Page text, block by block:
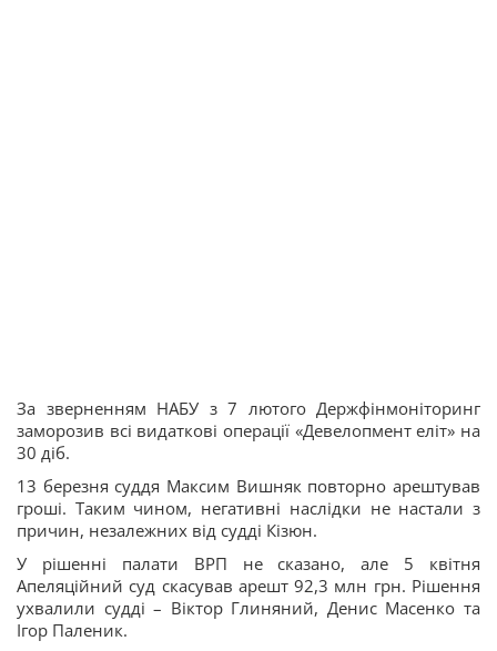
За зверненням НАБУ з 7 лютого Держфінмоніторинг
заморозив всі видаткові операції «Девелопмент еліт» на
30 діб.
13 березня суддя Максим Вишняк повторно арештував
гроші. Таким чином, негативні наслідки не настали з
причин, незалежних від судді Кізюн.
У рішенні палати ВРП не сказано, але 5 квітня
Апеляційний суд скасував арешт 92,3 млн грн. Рішення
ухвалили судді – Віктор Глиняний, Денис Масенко та
Ігор Паленик.